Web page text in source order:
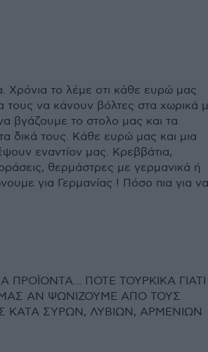
Χρόνια το λέμε οτι κάθε ευρώ μας
τους να κάνουν βόλτες στα χωρικά
βγάζουμε το στολο μας και τα
δικά τους. Κάθε ευρώ μας και μια
εναντίον μας. Κρεββάτια,
θερμάστρες με γερμανικά ή
για Γερμανίας ! Πόσο πια για να
ΠΟΤΕ ΤΟΥΡΚΙΚΑ ΓΙΑΤΙ
ΑΝ ΨΩΝΙΖΟΥΜΕ ΑΠΟ ΤΟΥΣ
ΚΑΤΑ ΣΥΡΩΝ, ΛΥΒΙΩΝ, ΑΡΜΕΝΙΩΝ